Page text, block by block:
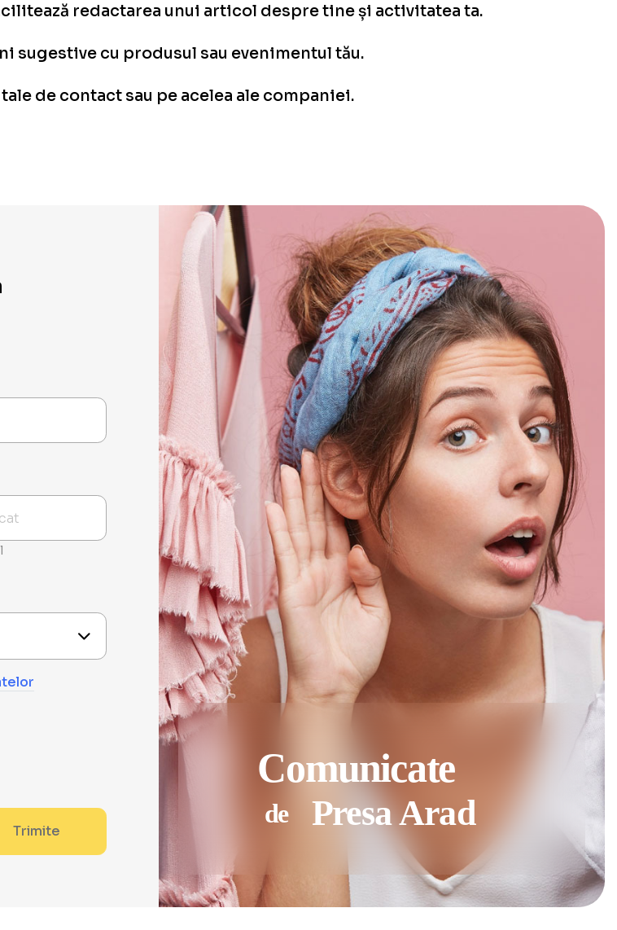
redactarea unui articol despre tine și activitatea ta.
cu produsul sau evenimentul tău.
de contact sau pe acelea ale companiei.
Trimite